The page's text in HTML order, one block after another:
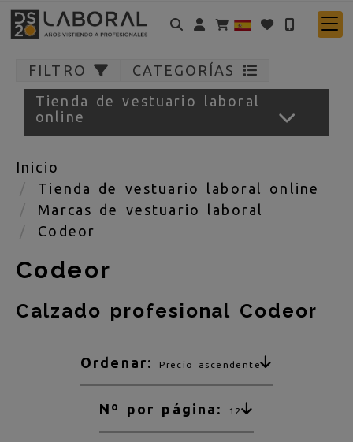
Identifícate
FILTRO
CATEGORÍAS
Tienda de vestuario laboral
online
Inicio
Tienda de vestuario laboral online
Marcas de vestuario laboral
Codeor
Codeor
Calzado profesional Codeor
Ordenar: Precio ascendente
Nº por página: 12